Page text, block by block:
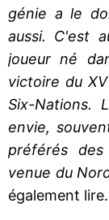
génie a le
aussi. C'est
joueur né
victoire du
Six-Nations.
envie,
préférés
venue du
également lire.